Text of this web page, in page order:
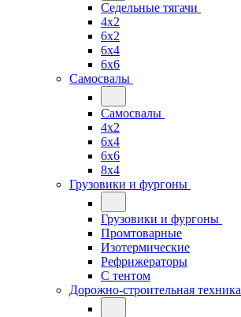
Седельные тягачи
4x2
6x2
6x4
6x6
Самосвалы
Самосвалы
4x2
6x4
6x6
8x4
Грузовики и фургоны
Грузовики и фургоны
Промтоварные
Изотермические
Рефрижераторы
С тентом
Дорожно-строительная техника